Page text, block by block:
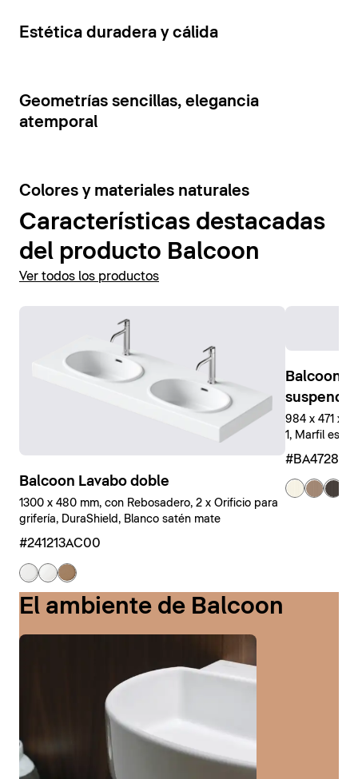
combinación de colores contrastantes.
Mostrar muebles de baño
5
Estética duradera y cálida
7
Geometrías sencillas, elegancia
atemporal
6
Colores y materiales naturales
Características destacadas
del producto Balcoon
Ver todos los productos
Balcoon Lavabo doble
1300 x 480 mm, con Rebosadero, 2 x Orificio para
grifería, DuraShield, Blanco satén mate
#241213AC00
Balcoon
984 x 471 x
1, Marfil
El ambiente de Balcoon